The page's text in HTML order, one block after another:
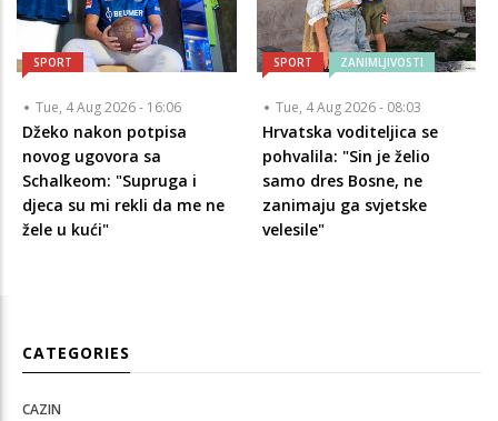
SPORT
Tue, 4 Aug 2026 - 16:06
Džeko nakon potpisa
novog ugovora sa
Schalkeom: "Supruga i
djeca su mi rekli da me ne
žele u kući"
SPORT ZANIMLJIVOSTI
Tue, 4 Aug 2026 - 08:03
Hrvatska voditeljica se
pohvalila: "Sin je želio
samo dres Bosne, ne
zanimaju ga svjetske
velesile"
CATEGORIES
CAZIN